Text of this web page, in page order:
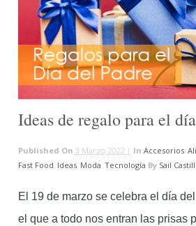
Ideas de regalo para el
Published On 3 Marzo, 2022 | In Accesorios,
Fast Food Ideas, Moda Tecnología By Sail
El 19 de marzo se celebra el día
el que a todo nos entran las prisas